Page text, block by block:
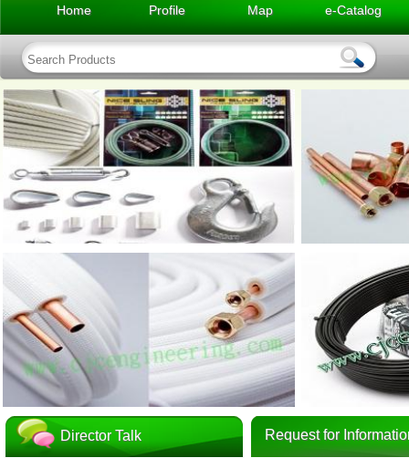
Home Profile Map e-Catalog
Request for
Director Talk